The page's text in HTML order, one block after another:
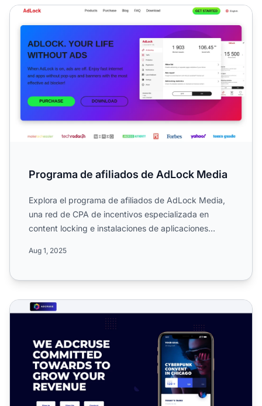
Programa de afiliados de AdLock Media
Programa de afiliados de AdLock Media
Explora el programa de afiliados de AdLock Media,
una red de CPA de incentivos especializada en
content locking e instalaciones de aplicaciones
Aug 1, 2025
Programa de Afiliados de Adcruse